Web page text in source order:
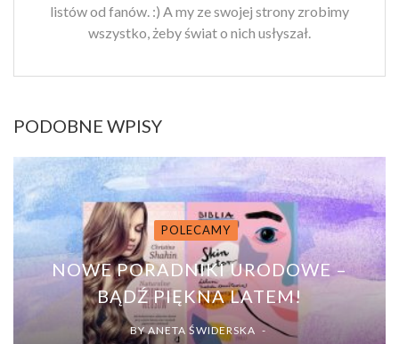
listów od fanów. :) A my ze swojej strony zrobimy
wszystko, żeby świat o nich usłyszał.
PODOBNE WPISY
POLECAMY
NOWE PORADNIKI URODOWE –
BĄDŹ PIĘKNA LATEM!
BYANETA ŚWIDERSKA